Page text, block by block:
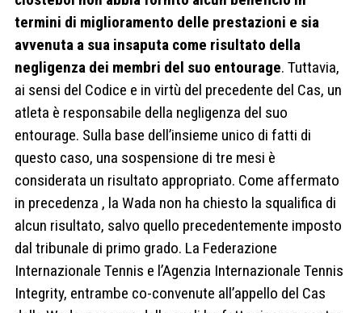
termini di miglioramento delle prestazioni e sia
avvenuta a sua insaputa come risultato della
negligenza dei membri del suo entourage. Tuttavia,
ai sensi del Codice e in virtù del precedente del Cas, un
atleta è responsabile della negligenza del suo
entourage. Sulla base dell’insieme unico di fatti di
questo caso, una sospensione di tre mesi è
considerata un risultato appropriato. Come affermato
in precedenza , la Wada non ha chiesto la squalifica di
alcun risultato, salvo quello precedentemente imposto
dal tribunale di primo grado. La Federazione
Internazionale Tennis e l’Agenzia Internazionale Tennis
Integrity, entrambe co-convenute all’appello del Cas